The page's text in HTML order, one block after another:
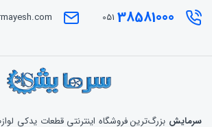
051 38581000
سرمایش بزرگ‌ترین فروشگاه اینترنتی قطعات یدکی